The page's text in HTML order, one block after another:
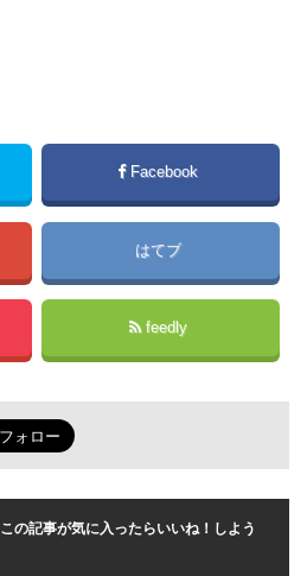
Facebook
はてブ
feedly
この記事が気に入ったらいいね！しよう